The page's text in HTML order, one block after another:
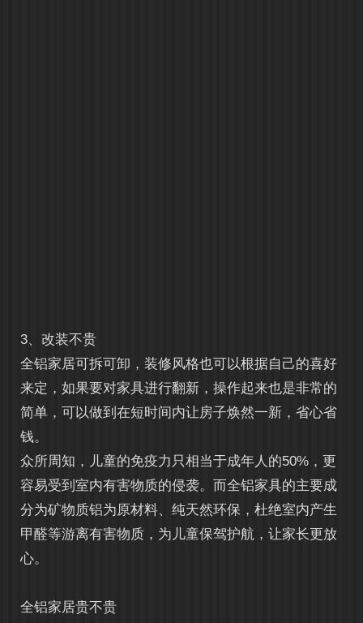
3、改装不贵
全铝家居可拆可卸，装修风格也可以根据自己的喜好
来定，如果要对家具进行翻新，操作起来也是非常的
简单，可以做到在短时间内让房子焕然一新，省心省
钱。
众所周知，儿童的免疫力只相当于成年人的50%，更
容易受到室内有害物质的侵袭。而全铝家具的主要成
分为矿物质铝为原材料、纯天然环保，杜绝室内产生
甲醛等游离有害物质，为儿童保驾护航，让家长更放
心。
全铝家居贵不贵